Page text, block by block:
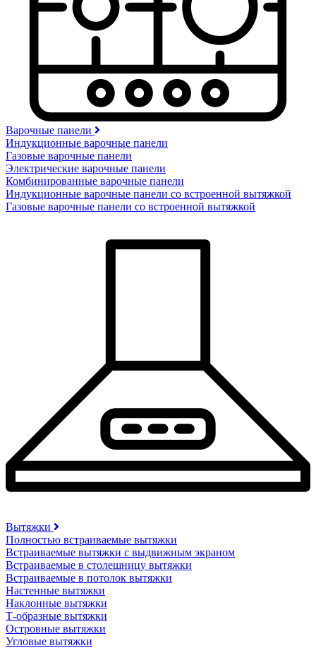
Варочные панели
Индукционные варочные панели
Газовые варочные панели
Электрические варочные панели
Комбинированные варочные панели
Индукционные варочные панели со встроенной вытяжкой
Газовые варочные панели со встроенной вытяжкой
Вытяжки
Полностью встраиваемые вытяжки
Встраиваемые вытяжки с выдвижным экраном
Встраиваемые в столешницу вытяжки
Встраиваемые в потолок вытяжки
Настенные вытяжки
Наклонные вытяжки
Т-образные вытяжки
Островные вытяжки
Угловые вытяжки